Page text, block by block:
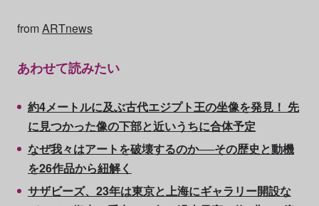
fromARTnews
あわせて読みたい
約4メートルに及ぶ古代エジプト王の坐像を発見！ 先
に見つかった像の下部と近いうちに合体予定
なぜ我々はアートを破壊するのか──その歴史と動機
を26作品から紐解く
サザビーズ、23年は東京と上海にギャラリー開設な